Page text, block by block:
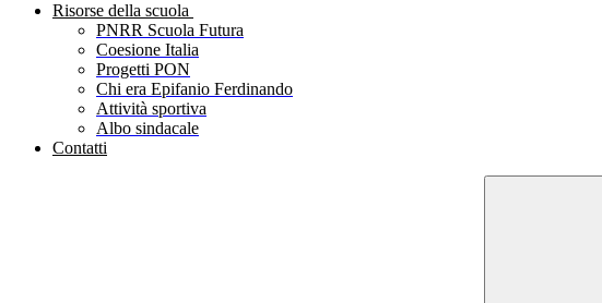
Risorse della scuola
PNRR Scuola Futura
Coesione Italia
Progetti PON
Chi era Epifanio Ferdinando
Attività sportiva
Albo sindacale
Contatti